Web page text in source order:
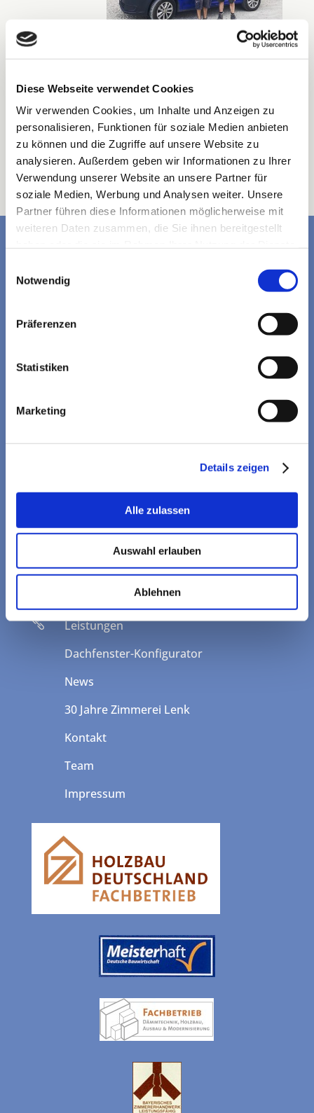
Diese Webseite verwendet Cookies
Wir verwenden Cookies, um Inhalte und Anzeigen zu
personalisieren, Funktionen für soziale Medien anbieten
zu können und die Zugriffe auf unsere Website zu
analysieren. Außerdem geben wir Informationen zu Ihrer
Verwendung unserer Website an unsere Partner für
soziale Medien, Werbung und Analysen weiter. Unsere
Partner führen diese Informationen möglicherweise mit
weiteren Daten zusammen, die Sie ihnen bereitgestellt
Notwendig
Präferenzen
Statistiken
Marketing
Details zeigen
Alle zulassen
Auswahl erlauben
Ablehnen
Kai Schumacher
und Daniel Reuner
sind unsere
frischgebackenen
Gesellen im
Spenglerhandwerk
Juli 2022
Nantesbuch 2a
82377 Penzberg
Tel.: 08856-82580
Fax: 08856-931852
info@zimmerei-lenk.de

Leistungen
Dachfenster-Konfigurator
News
30 Jahre Zimmerei Lenk
Kontakt
Team
Impressum